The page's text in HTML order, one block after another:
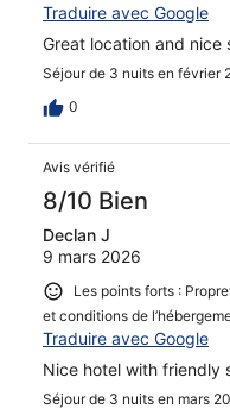
Traduire avec Google
Great location and nice
Séjour de 3 nuits en février
0
Avis vérifié
8/10 Bien
Declan J
9 mars 2026
Les points forts :
et conditions de
Traduire avec Google
Nice hotel with friendly
Séjour de 3 nuits en mars